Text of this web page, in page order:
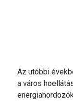
Az utóbbi
a város